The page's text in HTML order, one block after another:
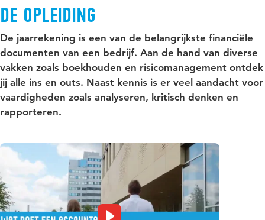
De opleiding
De jaarrekening is een van de belangrijkste financiële
documenten van een bedrijf. Aan de hand van diverse
vakken zoals boekhouden en risicomanagement ontdek
jij alle ins en outs. Naast kennis is er veel aandacht voor
vaardigheden zoals analyseren, kritisch denken en
rapporteren.